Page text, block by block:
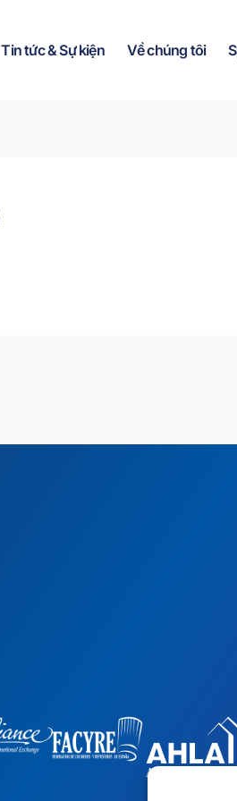
Tin tức & Sự kiện Về chúng tôi